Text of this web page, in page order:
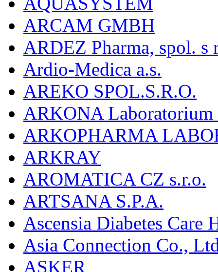
ARCAM GMBH
ARDEZ Pharma, spol. s
Ardio-Medica a.s.
AREKO SPOL.S.R.O.
ARKONA
ARKOPHARMA
ARKRAY
AROMATICA CZ s.r.o.
ARTSANA S.P.A.
Ascensia Diabetes Care
Asia Connection Co.,
ASKER